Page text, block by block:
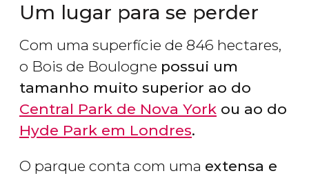
Um lugar para se perder
Com uma superfície de 846 hectares,
o Bois de Boulogne possui um
tamanho muito superior ao do
Central Park de Nova York ou ao do
Hyde Park em Londres.
O parque conta com uma extensa e